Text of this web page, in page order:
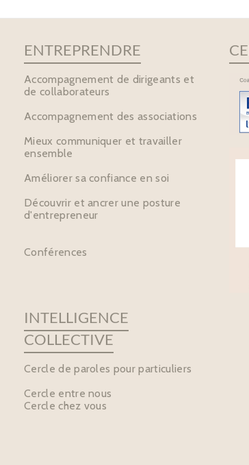
ENTREPRENDRE
Accompagnement de dirigeants et
de collaborateurs
Accompagnement des associations
Mieux communiquer et travailler
ensemble
Améliorer sa confiance en soi
Découvrir et ancrer une posture
d'entrepreneur
Conférences
INTELLIGENCE
COLLECTIVE
Cercle de paroles pour particuliers
Cercle entre nous
Cercle chez vous